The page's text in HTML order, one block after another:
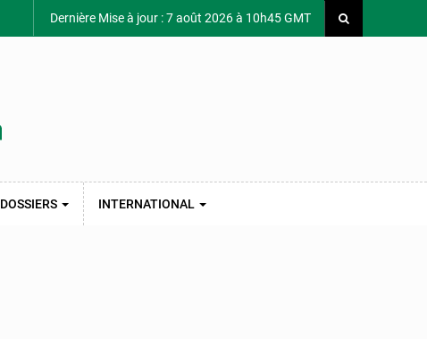
Dernière Mise à jour : 7 août 2026 à 10h45 GMT
DOSSIERS INTERNATIONAL